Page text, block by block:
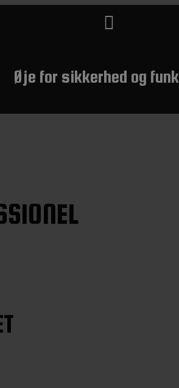
Øje for sikkerhed og